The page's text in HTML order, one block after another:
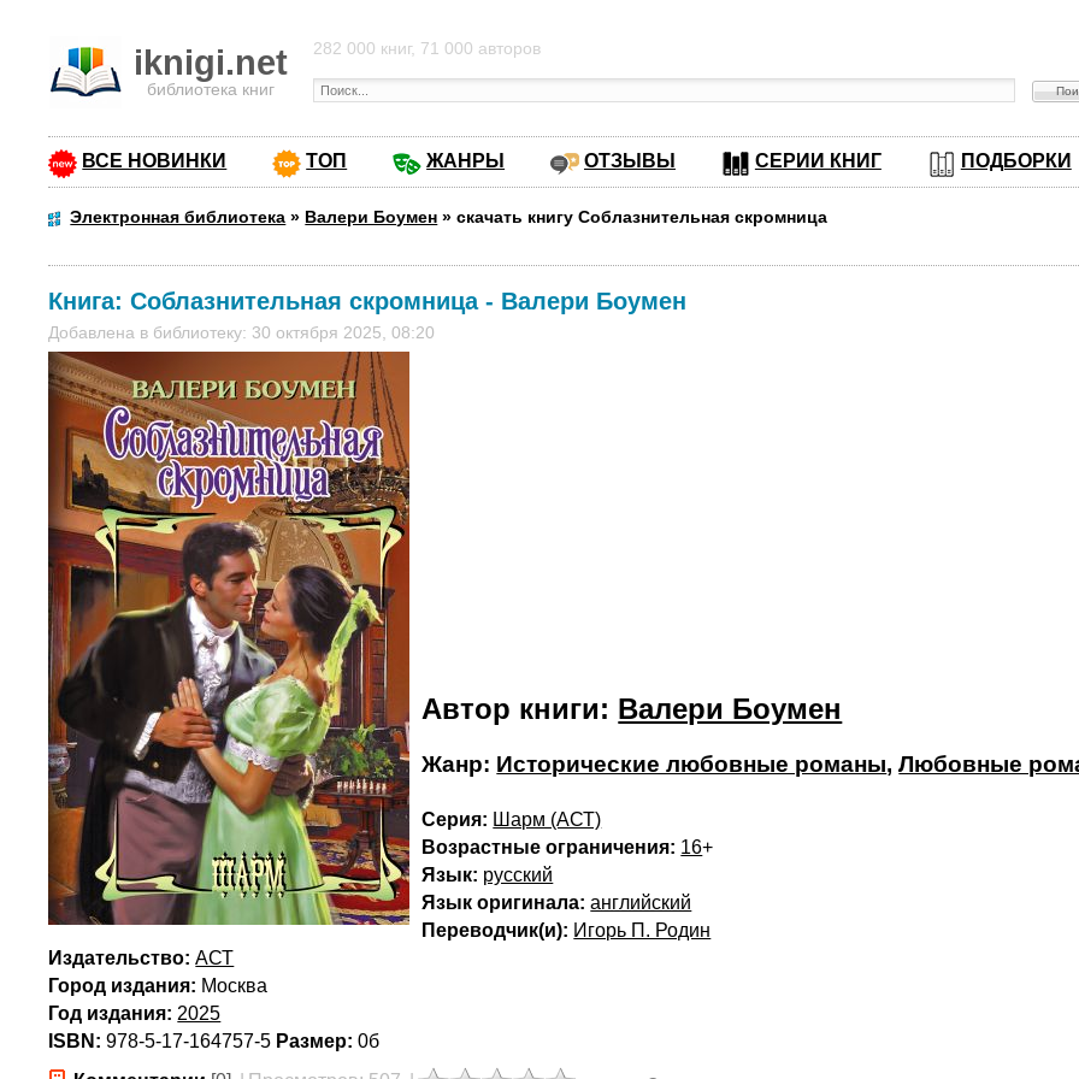
iknigi.net
библиотека книг
282 000 книг, 71 000 авторов
ВСЕ НОВИНКИ ТОП ЖАНРЫ ОТЗЫВЫ СЕРИИ КНИГ ПОДБОРКИ
Электронная библиотека » Валери Боумен »скачать книгу Соблазнительная скромница
Книга:Соблазнительная скромница- Валери Боумен
Добавлена в библиотеку: 30 октября 2025, 08:20
Автор книги: Валери Боумен
Жанр: Исторические любовные романы,Любовные
Серия: Шарм (АСТ)
Возрастные ограничения: 16+
Язык: русский
Язык оригинала: английский
Переводчик(и): Игорь П. Родин
Издательство: АСТ
Город издания: Москва
Год издания: 2025
ISBN: 978-5-17-164757-5 Размер: 0б